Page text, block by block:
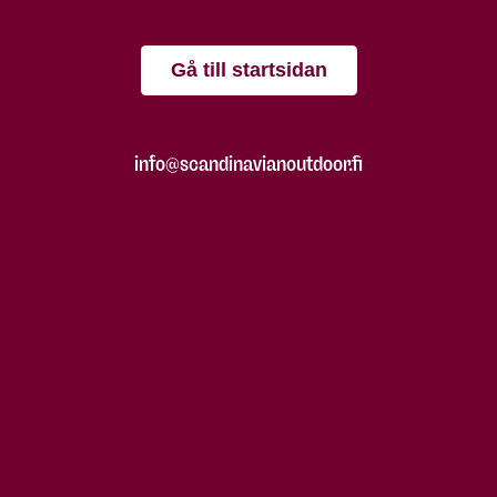
Gå till startsidan
info@scandinavianoutdoor.fi